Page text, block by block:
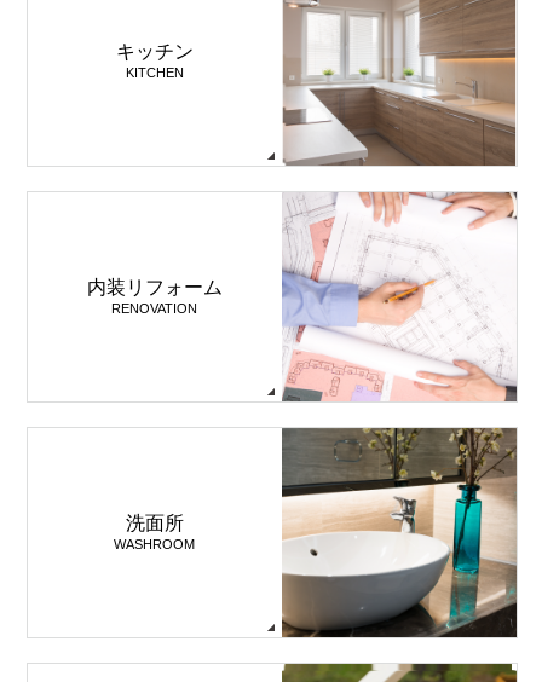
キッチン
KITCHEN
内装リフォーム
RENOVATION
洗面所
WASHROOM